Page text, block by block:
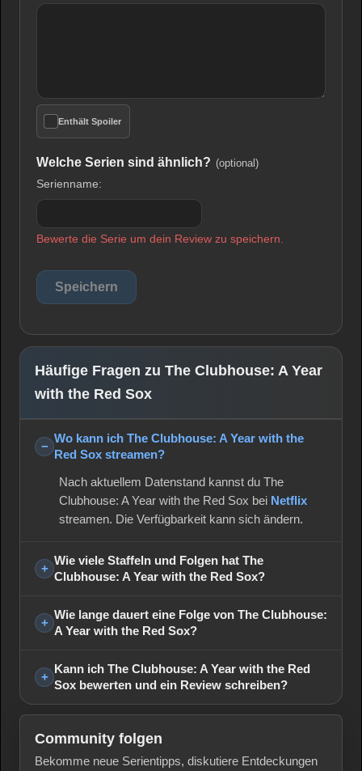
Enthält Spoiler
Welche Serien sind ähnlich? (optional)
Serienname:
Bewerte die Serie um dein Review zu speichern.
Häufige Fragen zu The Clubhouse: A Year
with the Red Sox
Wo kann ich The Clubhouse: A Year with the
Red Sox streamen?
Nach aktuellem Datenstand kannst du The
Clubhouse: A Year with the Red Sox bei Netflix
streamen. Die Verfügbarkeit kann sich ändern.
Wie viele Staffeln und Folgen hat The
Clubhouse: A Year with the Red Sox?
Wie lange dauert eine Folge von The Clubhouse:
A Year with the Red Sox?
Kann ich The Clubhouse: A Year with the Red
Sox bewerten und ein Review schreiben?
Community folgen
Bekomme neue Serientipps, diskutiere Entdeckungen